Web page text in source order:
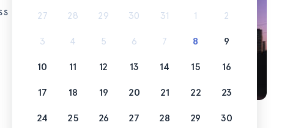
in vollen
27 28 29 30 31 1 2
3 4 5 6 7 8 9
10 11 12 13 14 15 16
17 18 19 20 21 22 23
24 25 26 27 28 29 30